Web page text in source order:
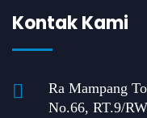
Kontak Kami
Ra Mampang
No.66, RT.9/